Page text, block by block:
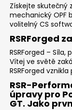
Získejte skutečný
mechanický OPF
volitelný CS
RSRForged
RSRForged –
Vítej ve světě
RSRForged
RSR-
úpravy pro
GT. Jako